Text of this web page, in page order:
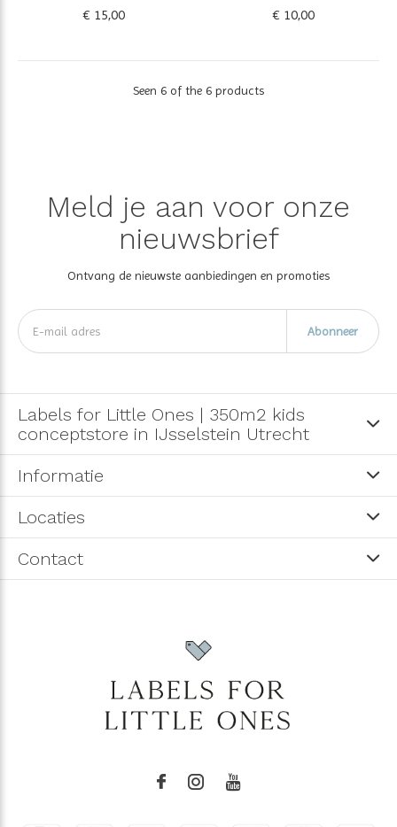
€ 15,00 € 10,00
Seen 6 of the 6 products
Meld je aan voor onze
nieuwsbrief
Ontvang de nieuwste aanbiedingen en promoties
Abonneer
Labels for Little Ones | 350m2 kids
conceptstore in IJsselstein Utrecht
Informatie
Locaties
Contact